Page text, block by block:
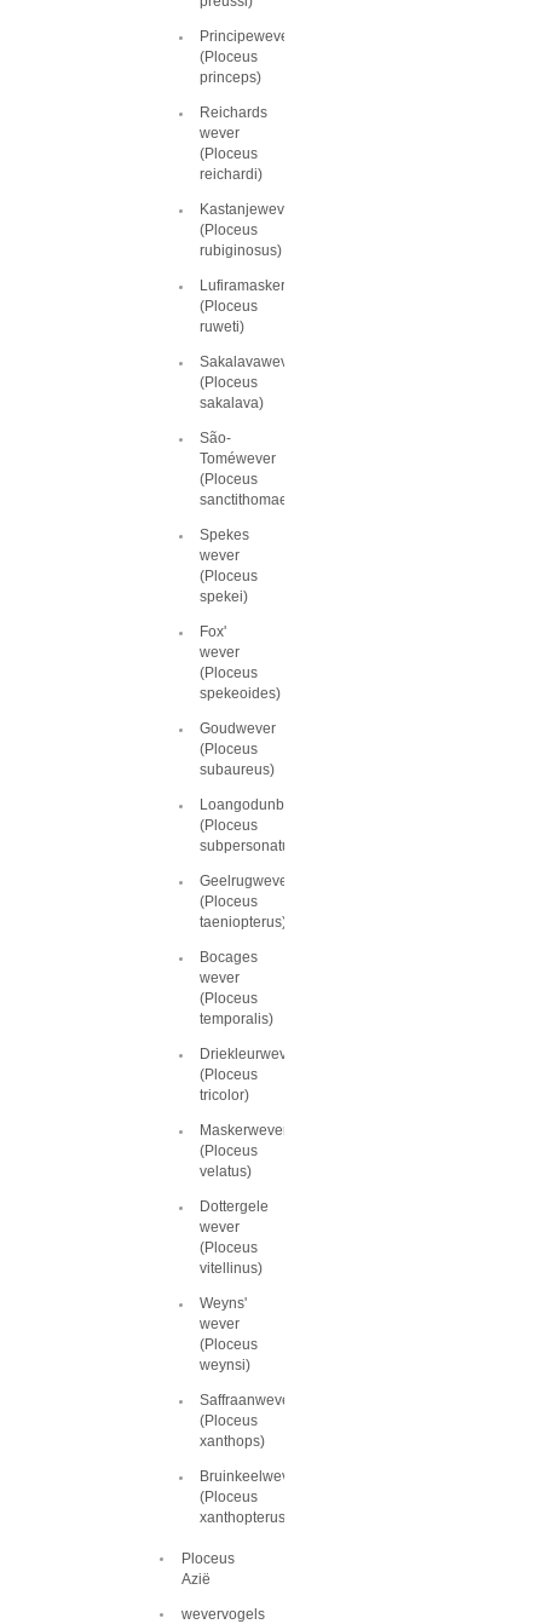
Principewever
(Ploceus
princeps)
Reichards
wever
(Ploceus
reichardi)
Kastanjewever
(Ploceus
rubiginosus)
Lufiramaskerwever
(Ploceus
ruweti)
Sakalavawever
(Ploceus
sakalava)
São-
Toméwever
(Ploceus
sanctithomae)
Spekes
wever
(Ploceus
spekei)
Fox'
wever
(Ploceus
spekeoides)
Goudwever
(Ploceus
subaureus)
Loangodunbekwever
(Ploceus
subpersonatus)
Geelrugwever
(Ploceus
taeniopterus)
Bocages
wever
(Ploceus
temporalis)
Driekleurwever
(Ploceus
tricolor)
Maskerwever
(Ploceus
velatus)
Dottergele
wever
(Ploceus
vitellinus)
Weyns'
wever
(Ploceus
weynsi)
Saffraanwever
(Ploceus
xanthops)
Bruinkeelwever
(Ploceus
xanthopterus)
Ploceus
Azië
wevervogels